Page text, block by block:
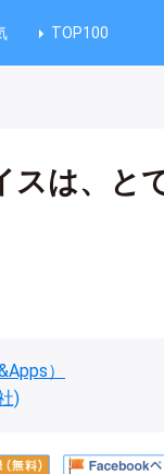
TOP100
スは、と
）
)